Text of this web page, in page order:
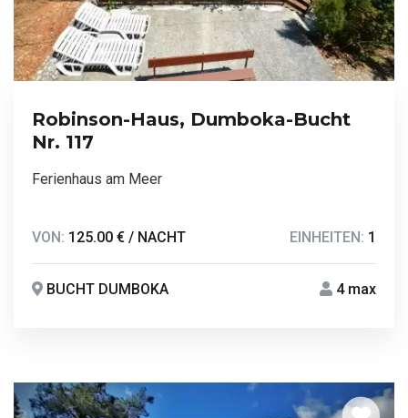
Robinson-Haus, Dumboka-Bucht
Nr. 117
Ferienhaus am Meer
VON: 125.00 € / NACHT EINHEITEN: 1
BUCHT DUMBOKA 4 max